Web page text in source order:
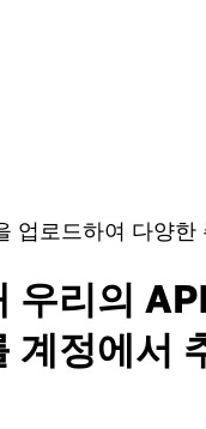
업로드하여 다양한
우리의
계정에서